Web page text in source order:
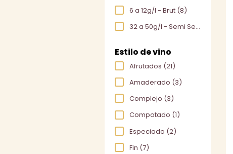
6 a 12g/l - Brut (8)
32 a 50g/l - Semi Seco
Estilo de vino
Afrutados (21)
Amaderado (3)
Complejo (3)
Compotado (1)
Especiado (2)
Fin (7)